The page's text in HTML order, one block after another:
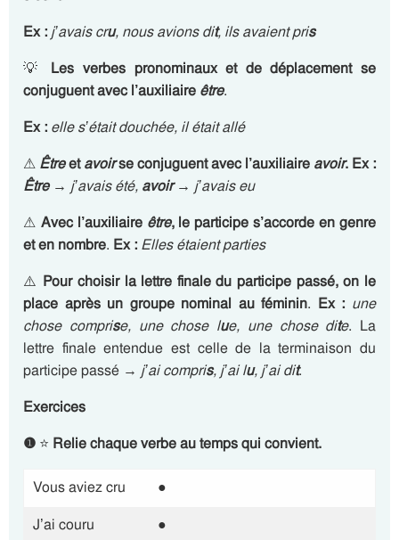
Ex : j’avais cru, nous avions dit, ils avaient pris
💡
Les verbes pronominaux et de déplacement se
conjuguent avec l’auxiliaire être.
Ex : elle s’était douchée, il était allé
⚠ Êtreetavoirse conjuguent avec l’auxiliaire avoir. Ex :
Être → j’avais été, avoir→ j’avais eu
⚠ Avec l’auxiliaire être, le participe s’accorde en genre
et en nombre. Ex : Elles étaient parties
⚠️ Pour choisir la lettre finale du participe passé, on le
place après un groupe nominal au féminin. Ex : une
chose comprise, une chose lue, une chose dite. La
lettre finale entendue est celle de la terminaison du
participe passé → j’ai compris, j’ai lu, j’ai dit.
Exercices
❶ ⭐ Relie chaque verbe au temps qui convient.
Vous aviez cru
●
J’ai couru
●